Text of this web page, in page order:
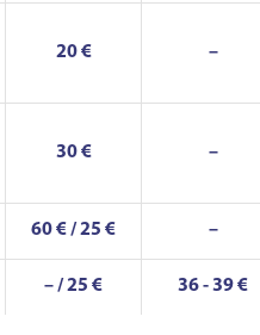
20 € –
30 € –
60 € / 25 € –
– / 25 € 36 - 39 €